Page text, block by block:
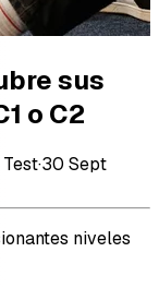
sus
o C2
·30 Sept
niveles